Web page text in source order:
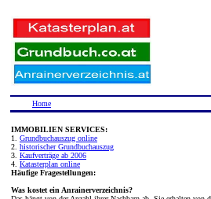
Home
IMMOBILIEN SERVICES:
1. Grundbuchauszug online
2. historischer Grundbuchauszug
3. Kaufverträge ab 2006
4. Katasterplan online
Häufige Fragestellungen:
Was kostet ein Anrainerverzeichnis?